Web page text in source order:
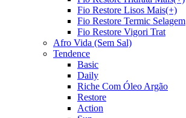
Fio Restore Lisos Mais(+)
Fio Restore Termic Selagem
Fio Restore Vigori Trat
Afro Vida (Sem Sal)
Tendence
Basic
Daily
Riche Com Óleo Argão
Restore
Action